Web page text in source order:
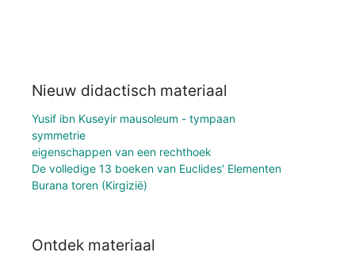
Nieuw didactisch materiaal
Yusif ibn Kuseyir mausoleum - tympaan
symmetrie
eigenschappen van een rechthoek
De volledige 13 boeken van Euclides' Elementen
Burana toren (Kirgizië)
Ontdek materiaal